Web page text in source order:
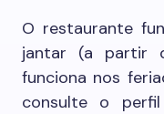
O restaurante
jantar (a partir
funciona nos
consulte o